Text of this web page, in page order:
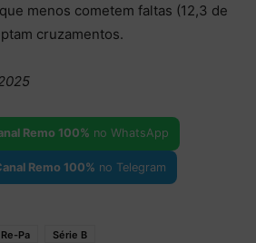
menos cometem faltas (12,3 de
cruzamentos.
Remo 100% no WhatsApp
Remo 100% no Telegram
Re-Pa Série B